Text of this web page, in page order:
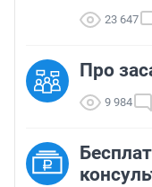
23 647
Про
9 984